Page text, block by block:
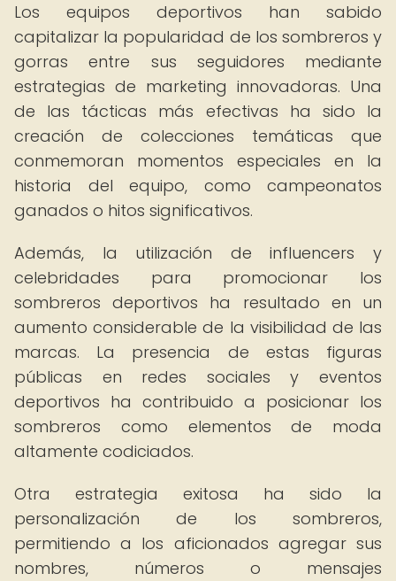
Los equipos deportivos han sabido
capitalizar la popularidad de los sombreros y
gorras entre sus seguidores mediante
estrategias de marketing innovadoras. Una
de las tácticas más efectivas ha sido la
creación de colecciones temáticas que
conmemoran momentos especiales en la
historia del equipo, como campeonatos
ganados o hitos significativos.
Además, la utilización de influencers y
celebridades para promocionar los
sombreros deportivos ha resultado en un
aumento considerable de la visibilidad de las
marcas. La presencia de estas figuras
públicas en redes sociales y eventos
deportivos ha contribuido a posicionar los
sombreros como elementos de moda
altamente codiciados.
Otra estrategia exitosa ha sido la
personalización de los sombreros,
permitiendo a los aficionados agregar sus
nombres, números o mensajes